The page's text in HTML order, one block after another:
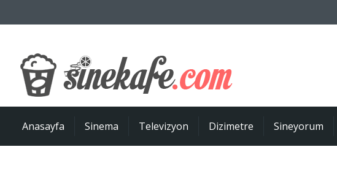
Anasayfa Sinema Televizyon Dizimetre Sineyorum